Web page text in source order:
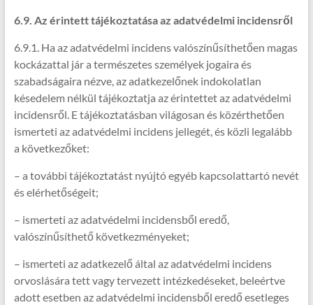
6.9. Az érintett tájékoztatása az adatvédelmi incidensről
6.9.1. Ha az adatvédelmi incidens valószínűsíthetően magas
kockázattal jár a természetes személyek jogaira és
szabadságaira nézve, az adatkezelőnek indokolatlan
késedelem nélkül tájékoztatja az érintettet az adatvédelmi
incidensről. E tájékoztatásban világosan és közérthetően
ismerteti az adatvédelmi incidens jellegét, és közli legalább
a következőket:
– a további tájékoztatást nyújtó egyéb kapcsolattartó nevét
és elérhetőségeit;
– ismerteti az adatvédelmi incidensből eredő,
valószínűsíthető következményeket;
– ismerteti az adatkezelő által az adatvédelmi incidens
orvoslására tett vagy tervezett intézkedéseket, beleértve
adott esetben az adatvédelmi incidensből eredő esetleges